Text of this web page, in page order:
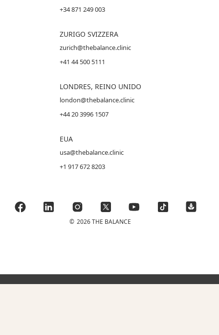
+34 871 249 003
ZURIGO SVIZZERA
zurich@thebalance.clinic
+41 44 500 5111
LONDRES, REINO UNIDO
london@thebalance.clinic
+44 20 3996 1507
EUA
usa@thebalance.clinic
+1 917 672 8203
© 2026 THE BALANCE